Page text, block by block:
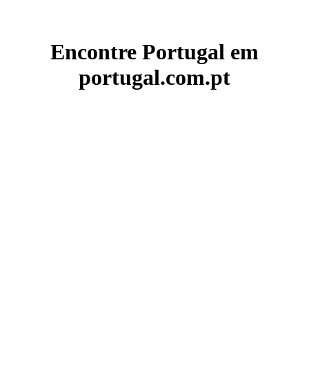
Encontre Portugal em
portugal.com.pt